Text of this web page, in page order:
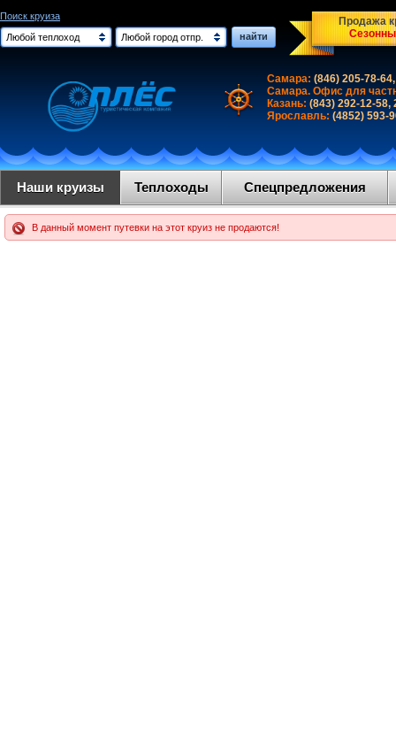
Поиск круиза
Любой теплоход
Любой город отпр. найти
Продажа
Самара: (846) 205-78-
Самара. Офис для
Казань: (843) 292-12-58,
Ярославль: (4852) 593-
Наши круизы Теплоходы Спецпредложения
В данный момент путевки на этот круиз не продаются!